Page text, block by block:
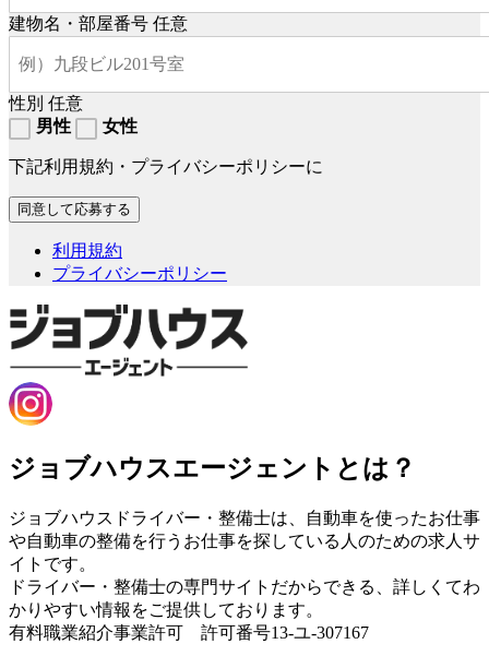
建物名・部屋番号 任意
性別 任意
男性
女性
下記利用規約・プライバシーポリシーに
利用規約
プライバシーポリシー
ジョブハウスエージェントとは？
ジョブハウスドライバー・整備士は、自動車を使ったお仕事
や自動車の整備を行うお仕事を探している人のための求人サ
イトです。
ドライバー・整備士の専門サイトだからできる、詳しくてわ
かりやすい情報をご提供しております。
有料職業紹介事業許可 許可番号13-ユ-307167